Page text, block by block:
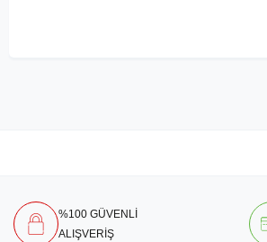
%100 GÜVENLİ
ALIŞVERİŞ